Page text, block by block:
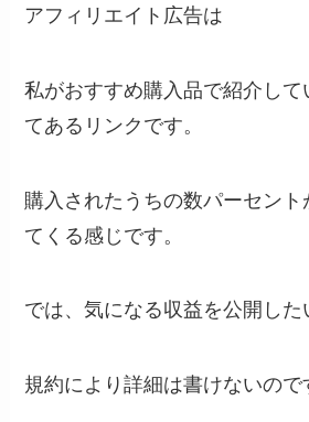
アフィリエイト広告は
私がおすすめ購入品で紹介し
てあるリンクです。
購入されたうちの数パーセン
てくる感じです。
では、気になる収益を公開した
規約により詳細は書けないので